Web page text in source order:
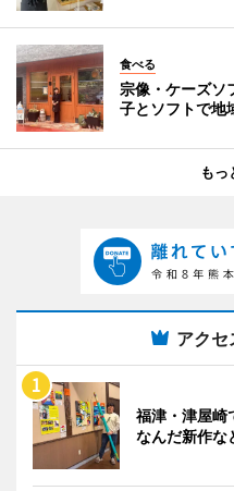
食べる
宗像・ケーズ
子とソフトで地
もっ
アクセ
福津・津屋
なんだ新作な